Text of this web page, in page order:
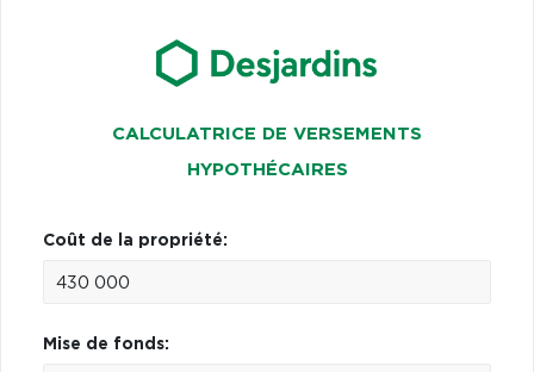
CALCULATRICE DE VERSEMENTS
HYPOTHÉCAIRES
Coût de la propriété:
Mise de fonds: